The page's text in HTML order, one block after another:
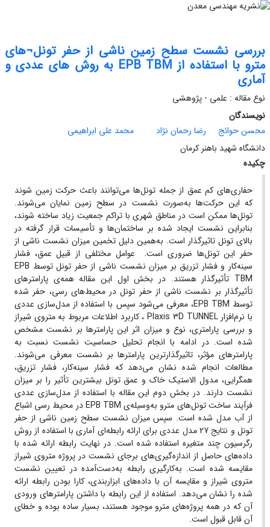
بررسی نشست سطح زمین ناشی از حفر تونل¬های
مترو با استفاده از EPB TBM به روش های عددی و
آماری
نوع مقاله : علمی - پژوهشی
نویسندگان
محسن حوائج
رضا رحمان نژاد
محمد علی ابراهیمی
دانشگاه شهید باهنر کرمان
چکیده
حفاری‌های کم عمق از جمله تونل‌ها می‌توانند باعث حرکت زمین شوند
که این حرکت‌ها به‌صورت نشست در سطح زمین نمایان می‌شوند.
تونل‌‌ها ممکن است در مناطق شهری با تراکم جمعیت زیاد ساخته شوند،
بنابراین نشست ایجاد شده بر ساختمان‌‌ها و تأسیسات قرار گرفته در
بالای تونل تاثیرگذار است. به‌همین دلیل تخمین میزان نشست ناشی از
حفر این تونل‌ها ضروری است. عوامل مختلفی از قبیل عمق، فشار
سینه‌کار و فشار تزریق بر میزان نشست ناشی از حفر تونل توسط EPB
TBM تأثیرگذار هستند. در بخش اول این مقاله همه‌ی پارامترهای
تأثیرگذار بر نشست ناشی از حفر تونل‌ در محیط‌های رسی، حفر شده
توسط EPB TBM، معرفی می‌شود سپس با استفاده از مدل‌سازی عددی
با نرم‌افزار Plaxis 3D TUNNEL ، کاربرد اطلاعات مربوط به متروی شیراز
و بررسی پارامتری، نوع و میزان اثر این پارامتر‌ها بر نشست مشخص
شده است. در ادامه با انجام تحلیل حساسیت نشست نسبت به
پارامترهای مؤثر، تاثیرگذارترین پارامترها بر نشست معرفی می‌شوند.
مطالعات انجام شده نشان می‌دهد که فشار سینه‌کار، فشار تزریق،
همگرایی، مدول الاستیک خاک و عمق تونل بیشترین تأثیر را بر میزان
نشست دارند. در بخش دوم این مقاله با استفاده از مدل‌سازی عددی
فرآیند ساخت تونل‌های مترو به‌وسیله‌ی EPB TBM در محیط رسی اشباع
از آب مدل شده است. سپس میزان نشست سطح زمین ناشی از حفر
تونل و نتایج 27 مدل عددی برای ارائه رابطه‌ای آماری با استفاده از روش
رگرسیون چند متغیره استفاده شده است. در نهایت رابطه ارائه شده با
داده‌های حاصل از اندازه‌گیری‌های برجای نشست در پروژه متروی شیراز
مقایسه شده است. به‌کارگیری رابطه به‌دست‌آمده در تعیین نشست
متروی شیراز و مقایسه آن با داده‌های ابزاربندی، کارا بودن رابطه ارائه
شده را نشان می‌دهد. استفاده از این رابطه با داشتن پارامتر‌های ورودی
آن که در همه پروژه‌های مترو موجود هستند، بسیار ساده بوده و خطای
آن قابل قبول است.